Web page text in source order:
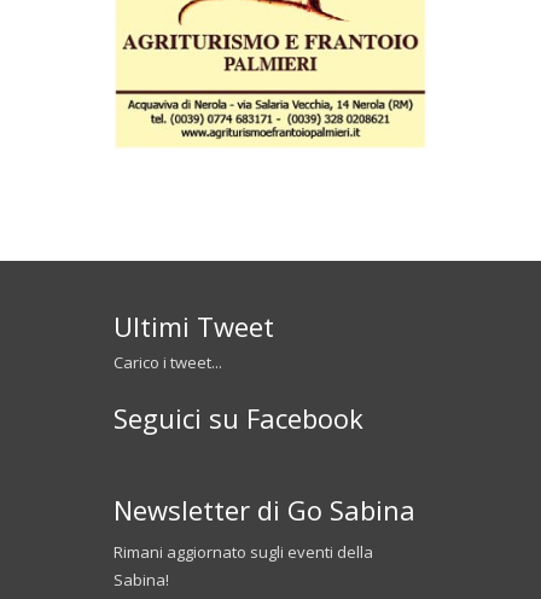
Ultimi Tweet
Carico i tweet...
Seguici su Facebook
Newsletter di Go Sabina
Rimani aggiornato sugli eventi della
Sabina!